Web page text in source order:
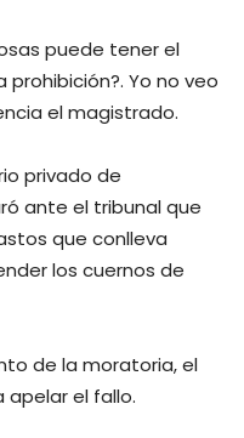
puede tener el
Yo no veo
el magistrado.
privado de
ante el tribunal que
que conlleva
los cuernos de
de la moratoria, el
apelar el fallo.